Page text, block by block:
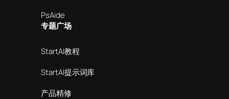
PsAide
专题广场
StartAI教程
StartAI提示词库
产品精修